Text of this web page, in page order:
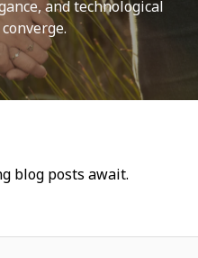
and technological
blog posts await.